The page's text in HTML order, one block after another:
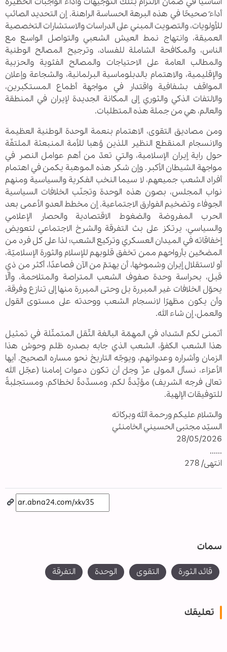
أداءً صحيحًا في هذه البرهة الحساسة الراهنة. إن التحديد الصائب
للأولويات، والتصويت المبني على الدراسات والاستشارات التخصصية
العميقة، وانتهاج نمط العيش الشعبي والتواصل الواسع مع
الناس، والمكافحة الشاملة للفساد، وترجيح المصالح الوطنية
والمطالب العامة على الاحتياجات والمصالح الفئوية والحزبية
والإقليمية، والاهتمام بالدبلوماسية البرلمانية، والشجاعة وإعلان
المواقف بشفافية واقتدار في مواجهة أطماع المستكبرين،
والالتفات الذكي والثوري إلى المكانة الجديدة لإيران في المنطقة
والعالم، هي من جملة هذه المتطلبات.
ومن مصاديق التقوى، الاهتمام بنعمة الوحدة الوطنية العظيمة
والانسجام المنقطع النظير اللذين وُهبا للأمة المنبعثة الملتفّة
حول راية إيران الإسلامية، والتي تعدّ من أهم عوامل النصر في
مواجهة الشيطان الأكبر. وإن شكر هذه الموهبة يكمن في اهتمام
أفراد الشعب جميعهم، لا سيما النخب الفكرية والسياسية ومنهم
نواب المجلس، بصون هذه الوحدة وتجنّب الخلافات السياسية
الجوفاء وتضخيم الفوارق الاجتماعية. إن مخطط العدو الأعمى بعد
الحرب المفروضة والضغوط الاقتصادية والحصار الإعلامي
والسياسي، يرتكز على بث التفرقة والشرخ الاجتماعي لتعويض
إخفاقاته في الميدان العسكري وتركيع الشعب؛ لذا على كل فرد من
المضحّين بأرواحهم ممن تخفق قلوبهم للإسلام والثورة الإسلاميّة،
أو لاستقلال إيران وشموخها، أن يهتمّ من الآن فصاعدًا، أكثر من ذي
قبل، بحراسة وحدة صفوف الشعب المتراصة والمتلاحمة، وألّا
يحوّل الخلافات غير المبررة بل وحتى المبررة منها إلى تنازع وفرقة،
وأن يكون مظهرًا لانسجام الشعب ووحدته على مستوى القول
والعمل، إن شاء الله.
أتمنى لكم السّداد في المهمّة البالغة الثّقل المتمثّلة في تمثيل
هذا الشعب الكفؤ، الشعب الذي جابه بصدره ظلم وحوش هذا
الزمان وأشراره وعدوانهم، ويوجّه التاريخ نحو مساره الصحيح. أيها
الأعزاء، نسأل المولى عزّ وجلّ أن تكون دعوات إمامنا (عجّل الله
تعالى فرجه الشريف) مؤيِّدةً لكم، ومسدِّدةً لخطاكم، ومستجلِبةً
للتوفيقات الإلهية.
والسّلام‌ عليكم ورحمة الله وبركاته
السيّد مجتبى الحسيني الخامنئي
28/05/2026
......
انتهى/ 278
سمات
قائد الثورة التقوى الوحدة التفرقة
تعليقك